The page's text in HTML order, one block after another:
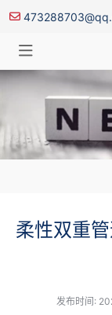
柔性双重
发布时间: